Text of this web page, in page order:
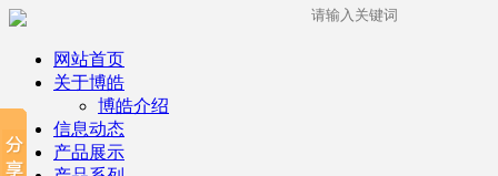
网站首页
关于博皓
博皓介绍
信息动态
产品展示